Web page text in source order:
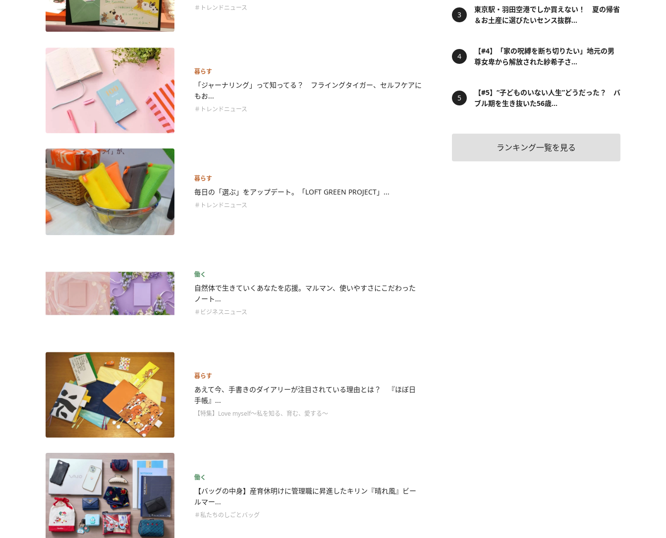
＃トレンドニュース
暮らす
「ジャーナリング」って知ってる？ フライングタイガー、セルフケアに
もお...
＃トレンドニュース
暮らす
毎日の「選ぶ」をアップデート。「LOFT GREEN PROJECT」...
＃トレンドニュース
働く
自然体で生きていくあなたを応援。マルマン、使いやすさにこだわった
ノート...
＃ビジネスニュース
暮らす
あえて今、手書きのダイアリーが注目されている理由とは？ 『ほぼ日
手帳』...
【特集】Love myself～私を知る、育む、愛する～
働く
【バッグの中身】産育休明けに管理職に昇進したキリン『晴れ風』ビー
ルマー...
＃私たちのしごとバッグ
東京駅・羽田空港でしか買えない！ 夏の帰省
＆お土産に選びたいセンス抜群...
【#4】「家の呪縛を断ち切りたい」地元の男
尊女卑から解放された紗希子さ...
【#5】“子どものいない人生”どうだった？ バ
ブル期を生き抜いた56歳...
ランキング一覧を見る